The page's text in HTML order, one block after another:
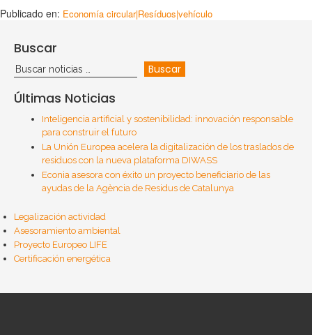
Publicado en: Economía circular|Resíduos|vehículo
Buscar
Últimas Noticias
Inteligencia artificial y sostenibilidad: innovación responsable
para construir el futuro
La Unión Europea acelera la digitalización de los traslados de
residuos con la nueva plataforma DIWASS
Econia asesora con éxito un proyecto beneficiario de las
ayudas de la Agència de Residus de Catalunya
Legalización actividad
Asesoramiento ambiental
Proyecto Europeo LIFE
Certificación energética